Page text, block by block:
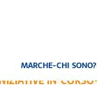
MARCHE-CHI SONO?